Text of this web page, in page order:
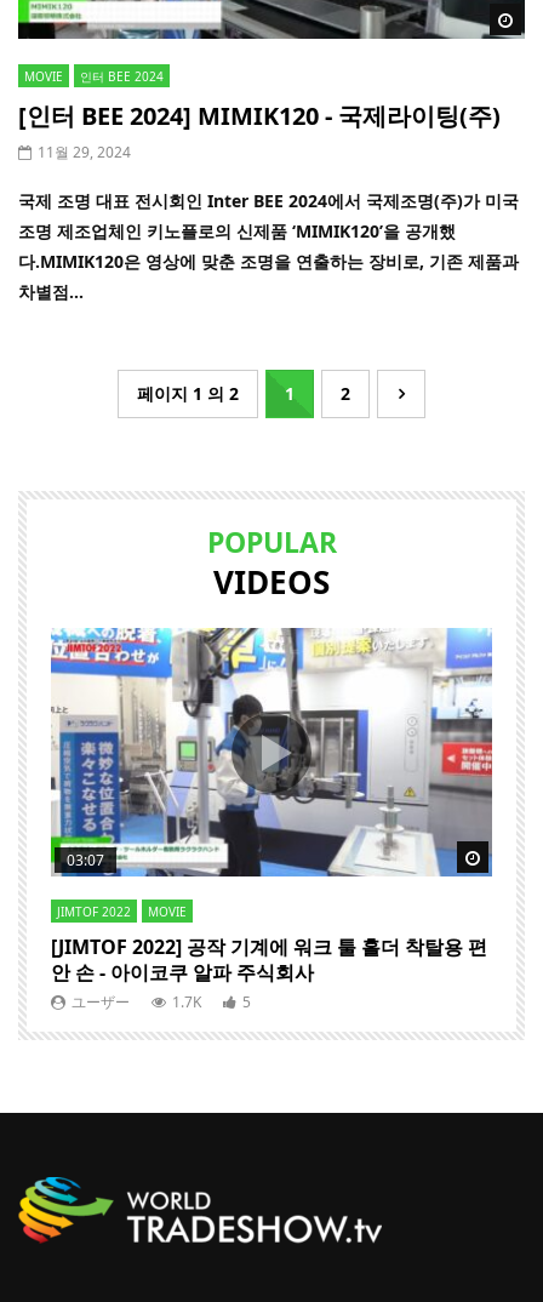
MOVIE 인터 BEE 2024
[인터 BEE 2024] MIMIK120 - 국제라이팅(주)
11월 29, 2024
국제 조명 대표 전시회인 Inter BEE 2024에서 국제조명(주)가 미국
조명 제조업체인 키노플로의 신제품 ‘MIMIK120’을 공개했
다.MIMIK120은 영상에 맞춘 조명을 연출하는 장비로, 기존 제품과
차별점...
페이지 1 의 2 1 2
POPULAR
VIDEOS
Watch Later Watch
03:07
JIMTOF 2022 MOVIE
[JIMTOF 2022] 공작 기계에 워크 툴 홀더 착탈용 편
안 손 - 아이코쿠 알파 주식회사
ユーザー 1.7K 5